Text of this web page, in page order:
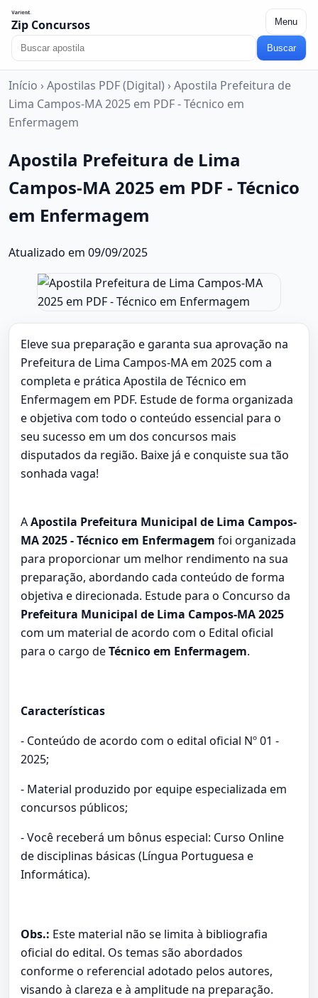
Zip Concursos Menu
Buscar
Início › Apostilas PDF (Digital) › Apostila Prefeitura de
Lima Campos-MA 2025 em PDF - Técnico em
Enfermagem
Apostila Prefeitura de Lima
Campos-MA 2025 em PDF - Técnico
em Enfermagem
Atualizado em 09/09/2025
Eleve sua preparação e garanta sua aprovação na
Prefeitura de Lima Campos-MA em 2025 com a
completa e prática Apostila de Técnico em
Enfermagem em PDF. Estude de forma organizada
e objetiva com todo o conteúdo essencial para o
seu sucesso em um dos concursos mais
disputados da região. Baixe já e conquiste sua tão
sonhada vaga!
AApostila Prefeitura Municipal de Lima Campos-
MA 2025 - Técnico em Enfermagem foi organizada
para proporcionar um melhor rendimento na sua
preparação, abordando cada conteúdo de forma
objetiva e direcionada. Estude para o Concurso da
Prefeitura Municipal de Lima Campos-MA 2025
com um material de acordo com o Edital oficial
para o cargo deTécnico em Enfermagem.
Características
- Conteúdo de acordo com o edital oficial Nº 01 -
2025;
- Material produzido por equipe especializada em
concursos públicos;
- Você receberá um bônus especial: Curso Online
de disciplinas básicas (Língua Portuguesa e
Informática).
Obs.: Este material não se limita à bibliografia
oficial do edital. Os temas são abordados
conforme o referencial adotado pelos autores,
visando à clareza e à amplitude na preparação.